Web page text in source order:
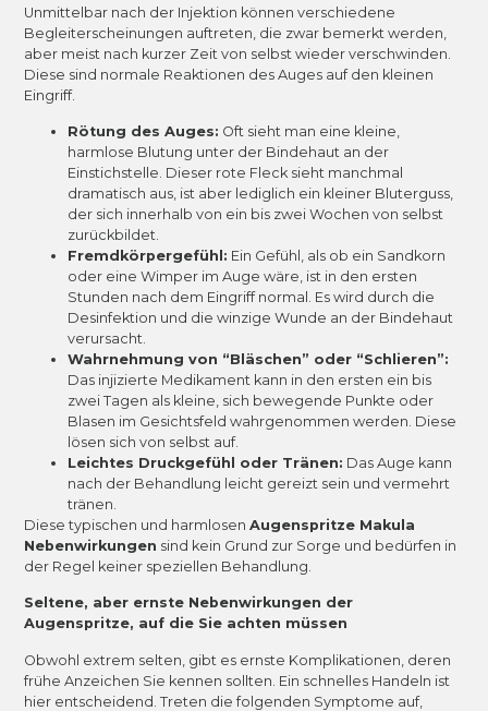
Unmittelbar nach der Injektion können verschiedene
Begleiterscheinungen auftreten, die zwar bemerkt werden,
aber meist nach kurzer Zeit von selbst wieder verschwinden.
Diese sind normale Reaktionen des Auges auf den kleinen
Eingriff.
Rötung des Auges: Oft sieht man eine kleine,
harmlose Blutung unter der Bindehaut an der
Einstichstelle. Dieser rote Fleck sieht manchmal
dramatisch aus, ist aber lediglich ein kleiner Bluterguss,
der sich innerhalb von ein bis zwei Wochen von selbst
zurückbildet.
Fremdkörpergefühl: Ein Gefühl, als ob ein Sandkorn
oder eine Wimper im Auge wäre, ist in den ersten
Stunden nach dem Eingriff normal. Es wird durch die
Desinfektion und die winzige Wunde an der Bindehaut
verursacht.
Wahrnehmung von “Bläschen” oder “Schlieren”:
Das injizierte Medikament kann in den ersten ein bis
zwei Tagen als kleine, sich bewegende Punkte oder
Blasen im Gesichtsfeld wahrgenommen werden. Diese
lösen sich von selbst auf.
Leichtes Druckgefühl oder Tränen: Das Auge kann
nach der Behandlung leicht gereizt sein und vermehrt
tränen.
Diese typischen und harmlosenAugenspritze Makula
Nebenwirkungen sind kein Grund zur Sorge und bedürfen in
der Regel keiner speziellen Behandlung.
Seltene, aber ernste Nebenwirkungen der
Augenspritze, auf die Sie achten müssen
Obwohl extrem selten, gibt es ernste Komplikationen, deren
frühe Anzeichen Sie kennen sollten. Ein schnelles Handeln ist
hier entscheidend. Treten die folgenden Symptome auf,